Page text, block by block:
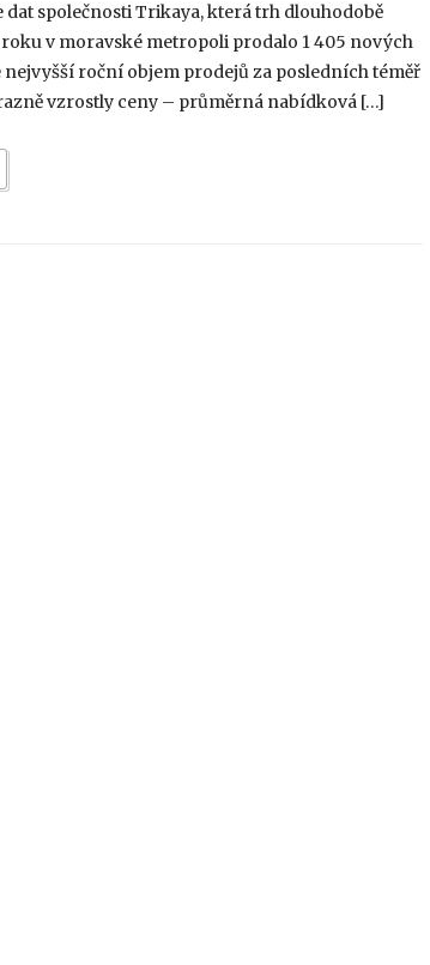
společnosti Trikaya, která trh dlouhodobě
roku v moravské metropoli prodalo 1 405 nových
nejvyšší roční objem prodejů za posledních téměř
vzrostly ceny – průměrná nabídková […]